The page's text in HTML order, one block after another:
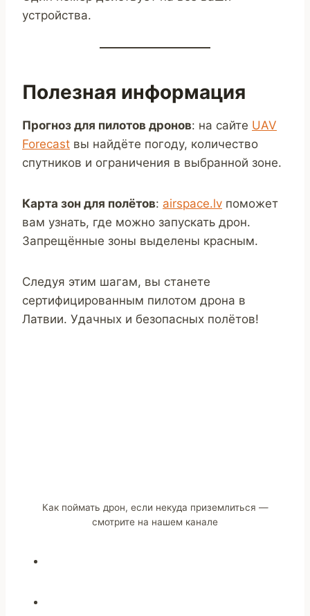
устройства.
Полезная информация
Прогноз для пилотов дронов: на сайте UAV
Forecast вы найдёте погоду, количество
спутников и ограничения в выбранной зоне.
Карта зон для полётов: airspace.lv поможет
вам узнать, где можно запускать дрон.
Запрещённые зоны выделены красным.
Следуя этим шагам, вы станете
сертифицированным пилотом дрона в
Латвии. Удачных и безопасных полётов!
Как поймать дрон, если некуда приземлиться —
смотрите на нашем канале